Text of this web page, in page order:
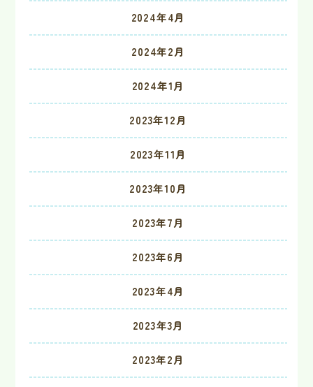
2024年4月
2024年2月
2024年1月
2023年12月
2023年11月
2023年10月
2023年7月
2023年6月
2023年4月
2023年3月
2023年2月